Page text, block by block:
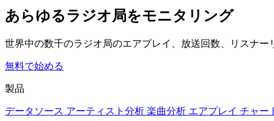
あらゆるラジオ局をモニタリング
世界中の数千のラジオ局のエアプレイ、放送回数、リスナー
無料で始める
製品
データソース アーティスト分析 楽曲分析 エアプレイ チャー